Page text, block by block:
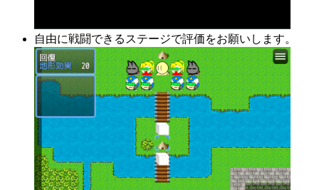
自由に戦闘できるステージで評価をお願いします。